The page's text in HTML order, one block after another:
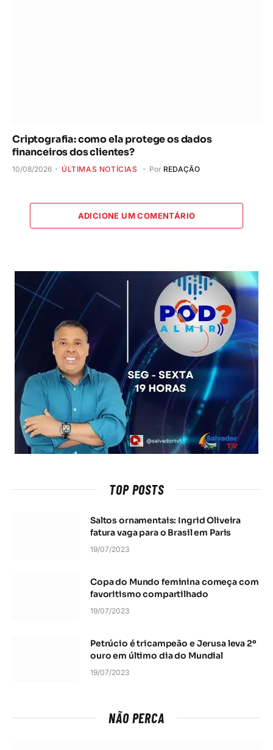
Criptografia: como ela protege os dados
financeiros dos clientes?
10/08/2026 ÚLTIMAS NOTÍCIAS Por REDAÇÃO
ADICIONE UM COMENTÁRIO
TOP POSTS
Saltos ornamentais: Ingrid Oliveira
fatura vaga para o Brasil em Paris
19/07/2023
Copa do Mundo feminina começa com
favoritismo compartilhado
19/07/2023
Petrúcio é tricampeão e Jerusa leva 2º
ouro em último dia do Mundial
19/07/2023
NÃO PERCA